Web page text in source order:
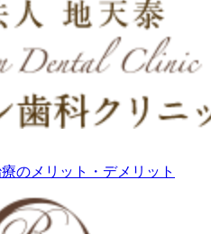
のメリット・デメリット